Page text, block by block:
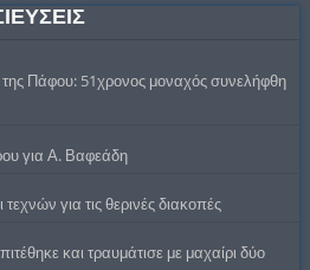
Πάφου: 51χρονος μοναχός συνελήφθη
για Α. Βαφεάδη
για τις θερινές διακοπές
και τραυμάτισε με μαχαίρι δύο